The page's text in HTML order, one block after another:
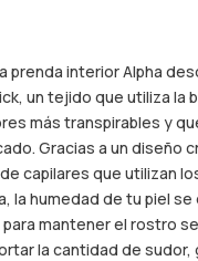
prenda interior Alpha
un tejido que utiliza la
más transpirables y
Gracias a un diseño
capilares que utilizan
la humedad de tu piel
mantener el rostro
la cantidad de